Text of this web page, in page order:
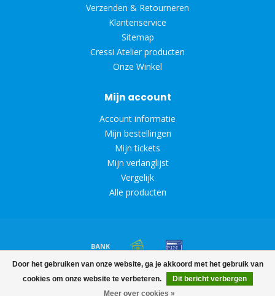
Door het gebruiken van onze website, ga je akkoord met het gebruik van
cookies om onze website te verbeteren.
Dit bericht verbergen
Meer over cookies »
Verzenden & Retourneren
Klantenservice
Sitemap
Cressi Atelier producten
Onze Winkel
Mijn account
Account informatie
Mijn bestellingen
Mijn tickets
Mijn verlanglijst
Vergelijk
Alle producten
© Copyright 2026 Diveoutlet